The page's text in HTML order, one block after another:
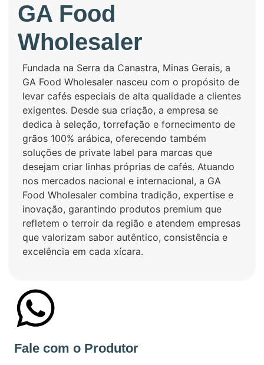
GA Food
Wholesaler
Fundada na Serra da Canastra, Minas Gerais, a
GA Food Wholesaler nasceu com o propósito de
levar cafés especiais de alta qualidade a clientes
exigentes. Desde sua criação, a empresa se
dedica à seleção, torrefação e fornecimento de
grãos 100% arábica, oferecendo também
soluções de private label para marcas que
desejam criar linhas próprias de cafés. Atuando
nos mercados nacional e internacional, a GA
Food Wholesaler combina tradição, expertise e
inovação, garantindo produtos premium que
refletem o terroir da região e atendem empresas
que valorizam sabor autêntico, consistência e
excelência em cada xícara.
Fale com o Produtor